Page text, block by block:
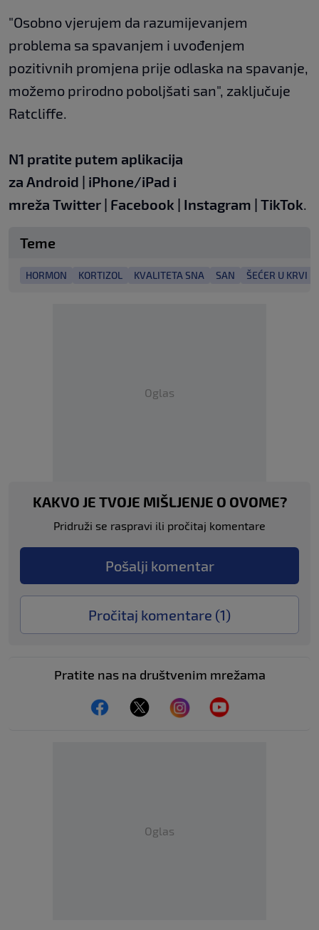
"Osobno vjerujem da razumijevanjem
problema sa spavanjem i uvođenjem
pozitivnih promjena prije odlaska na spavanje,
možemo prirodno poboljšati san", zaključuje
Ratcliffe.
N1 pratite putem aplikacija
za Android | iPhone/iPad i
mreža Twitter | Facebook | Instagram | TikTok
Teme
HORMON KORTIZOL KVALITETA SNA SAN ŠEĆER U KRVI
Oglas
KAKVO JE TVOJE MIŠLJENJE O OVOME?
Pridruži se raspravi ili pročitaj komentare
Pošalji komentar
Pročitaj komentare (1)
Pratite nas na društvenim mrežama
Oglas